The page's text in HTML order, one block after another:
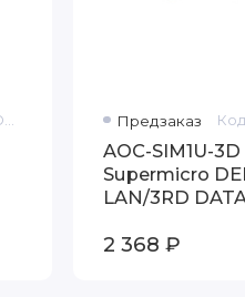
Код товара: AOC-SIM1U-3B+ Предзаказ
AOC-SIM1U-
Supermicro
LAN/3RD
AOC-SIM1U-
2 368 ₽